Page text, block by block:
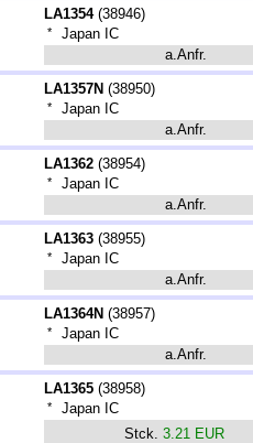
LA1354(38946)
*
Japan IC
a.Anfr.
LA1357N (38950)
*
Japan IC
a.Anfr.
LA1362 (38954)
*
Japan IC
a.Anfr.
LA1363 (38955)
*
Japan IC
a.Anfr.
LA1364N (38957)
*
Japan IC
a.Anfr.
LA1365 (38958)
*
Japan IC
Stck. 3.21 EUR